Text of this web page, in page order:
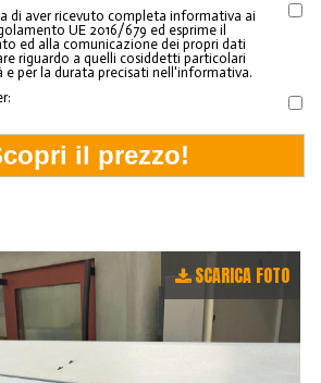
di aver ricevuto completa informativa ai
UE 2016/679 ed esprime il
ed alla comunicazione dei propri dati
riguardo a quelli cosiddetti particolari
per la durata precisati nell'informativa.
SCARICA FOTO